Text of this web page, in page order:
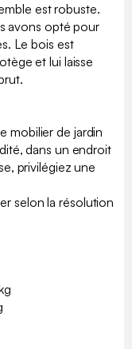
est robuste.
avons opté pour
Le bois est
et lui laisse
mobilier de jardin
dans un endroit
privilégiez une
selon la résolution